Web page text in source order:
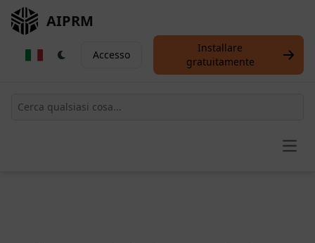
AIPRM
Accesso
Installare
gratuitamente